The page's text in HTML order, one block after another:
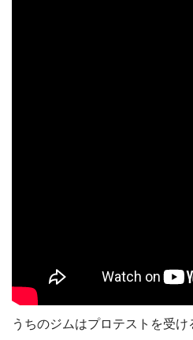
うちのジムはプロテストを受